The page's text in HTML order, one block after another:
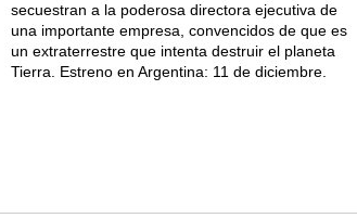
secuestran a la poderosa directora ejecutiva de
una importante empresa, convencidos de que es
un extraterrestre que intenta destruir el planeta
Tierra. Estreno en Argentina: 11 de diciembre.